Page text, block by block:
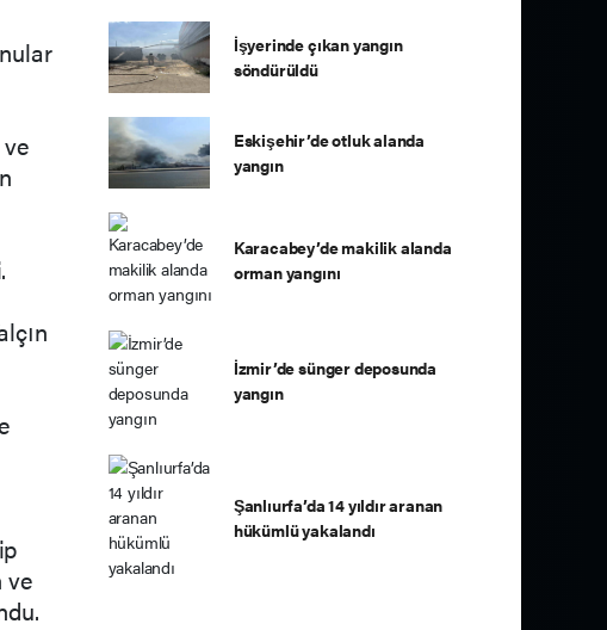
ve
İşyerinde çıkan yangın
söndürüldü
Eskişehir’de otluk alanda
yangın
Karacabey’de makilik alanda
orman yangını
İzmir’de sünger deposunda
yangın
Şanlıurfa’da 14 yıldır aranan
hükümlü yakalandı